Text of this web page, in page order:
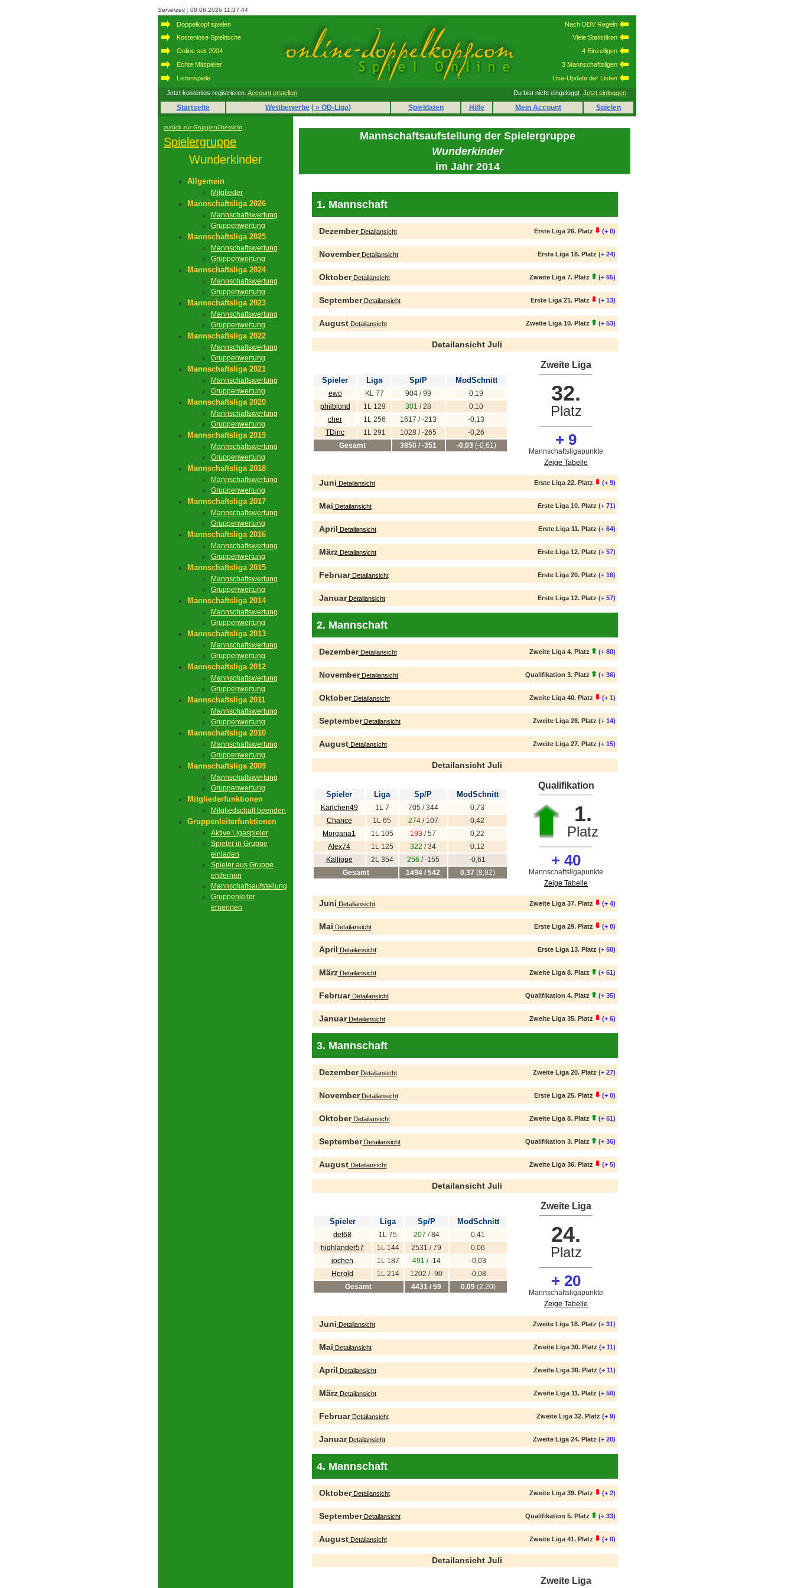
Serverzeit : 08.08.2026 11:37:44
Doppelkopf spielen
Kostenlose Spieltische
Online seit 2004
Echte Mitspieler
Listenspiele
Nach DDV Regeln
Viele Statistiken
4 Einzelligen
3 Mannschaftsligen
Live-Update der Listen
Jetzt kostenlos registrieren. Account erstellen. Du bist nicht eingeloggt. Jetzt einloggen.
Startseite Wettbewerbe ( » OD-Liga) Spieldaten Hilfe Mein Account Spielen
zurück zur Gruppenübersicht
Spielergruppe
Wunderkinder
Allgemein
Mitglieder
Mannschaftsliga 2026
Mannschaftswertung
Gruppenwertung
Mannschaftsliga 2025
Mannschaftswertung
Gruppenwertung
Mannschaftsliga 2024
Mannschaftswertung
Gruppenwertung
Mannschaftsliga 2023
Mannschaftswertung
Gruppenwertung
Mannschaftsliga 2022
Mannschaftswertung
Gruppenwertung
Mannschaftsliga 2021
Mannschaftswertung
Gruppenwertung
Mannschaftsliga 2020
Mannschaftswertung
Gruppenwertung
Mannschaftsliga 2019
Mannschaftswertung
Gruppenwertung
Mannschaftsliga 2018
Mannschaftswertung
Gruppenwertung
Mannschaftsliga 2017
Mannschaftswertung
Gruppenwertung
Mannschaftsliga 2016
Mannschaftswertung
Gruppenwertung
Mannschaftsliga 2015
Mannschaftswertung
Gruppenwertung
Mannschaftsliga 2014
Mannschaftswertung
Gruppenwertung
Mannschaftsliga 2013
Mannschaftswertung
Gruppenwertung
Mannschaftsliga 2012
Mannschaftswertung
Gruppenwertung
Mannschaftsliga 2011
Mannschaftswertung
Gruppenwertung
Mannschaftsliga 2010
Mannschaftswertung
Gruppenwertung
Mannschaftsliga 2009
Mannschaftswertung
Gruppenwertung
Mitgliederfunktionen
Mitgliedschaft beenden
Gruppenleiterfunktionen
Aktive Ligaspieler
Spieler in Gruppe
einladen
Spieler aus Gruppe
entfernen
Mannschaftsaufstellung
Gruppenleiter
ernennen
Mannschaftsaufstellung der Spielergruppe
Wunderkinder
im Jahr 2014
1. Mannschaft
DezemberDetailansicht Erste Liga 26. Platz (+ 0)
NovemberDetailansicht Erste Liga 18. Platz (+ 24)
OktoberDetailansicht Zweite Liga 7. Platz (+ 65)
SeptemberDetailansicht Erste Liga 21. Platz (+ 13)
AugustDetailansicht Zweite Liga 10. Platz (+ 53)
Detailansicht Juli
Spieler Liga Sp/P ModSchnitt
ewo KL 77 904 / 99
0,19
philblond
1L 129 301 / 28
0,10
cher
1L 256 1617 / -213
-0,13
TDinc
1L 291 1028 / -265
-0,26
Gesamt
3850 / -351 -0,03(-0,61)
Zweite Liga
32.
Platz
+ 9
Mannschaftsligapunkte
Zeige Tabelle
Juni Detailansicht Erste Liga 22. Platz (+ 9)
Mai Detailansicht Erste Liga 10. Platz (+ 71)
April Detailansicht Erste Liga 11. Platz (+ 64)
MärzDetailansicht Erste Liga 12. Platz (+ 57)
FebruarDetailansicht Erste Liga 20. Platz (+ 16)
JanuarDetailansicht Erste Liga 12. Platz (+ 57)
2. Mannschaft
DezemberDetailansicht Zweite Liga 4. Platz (+ 80)
NovemberDetailansicht Qualifikation 3. Platz (+ 36)
OktoberDetailansicht Zweite Liga 40. Platz (+ 1)
SeptemberDetailansicht Zweite Liga 28. Platz (+ 14)
AugustDetailansicht Zweite Liga 27. Platz (+ 15)
Detailansicht Juli
Spieler Liga Sp/P ModSchnitt
Karlchen49 1L 7 705 / 344
0,73
Chance
1L 65 274/ 107
0,42
Morgana1
1L 105 193 / 57
0,22
Alex74
1L 125 322 / 34
0,12
Kalliope
2L 354 256 / -155
-0,61
Gesamt
1494 / 542 0,37 (8,92)
Qualifikation
1.
Platz
+ 40
Mannschaftsligapunkte
Zeige Tabelle
Juni Detailansicht Zweite Liga 37. Platz (+ 4)
Mai Detailansicht Erste Liga 29. Platz (+ 0)
April Detailansicht Erste Liga 13. Platz (+ 50)
MärzDetailansicht Zweite Liga 8. Platz (+ 61)
FebruarDetailansicht Qualifikation 4. Platz (+ 35)
JanuarDetailansicht Zweite Liga 35. Platz (+ 6)
3. Mannschaft
DezemberDetailansicht Zweite Liga 20. Platz (+ 27)
NovemberDetailansicht Erste Liga 25. Platz (+ 0)
OktoberDetailansicht Zweite Liga 8. Platz (+ 61)
SeptemberDetailansicht Qualifikation 3. Platz (+ 36)
AugustDetailansicht Zweite Liga 36. Platz (+ 5)
Detailansicht Juli
Spieler Liga Sp/P ModSchnitt
det68 1L 75 207 / 84
0,41
highlander57
1L 144 2531 / 79
0,06
jochen
1L 187 491 / -14
-0,03
Herold
1L 214 1202 / -90
-0,08
Gesamt
4431 / 59 0,09(2,20)
Zweite Liga
24.
Platz
+ 20
Mannschaftsligapunkte
Zeige Tabelle
Juni Detailansicht Zweite Liga 18. Platz (+ 31)
Mai Detailansicht Zweite Liga 30. Platz (+ 11)
April Detailansicht Zweite Liga 30. Platz (+ 11)
MärzDetailansicht Zweite Liga 11. Platz (+ 50)
FebruarDetailansicht Zweite Liga 32. Platz (+ 9)
JanuarDetailansicht Zweite Liga 24. Platz (+ 20)
4. Mannschaft
OktoberDetailansicht Zweite Liga 39. Platz (+ 2)
SeptemberDetailansicht Qualifikation 5. Platz (+ 33)
AugustDetailansicht Zweite Liga 41. Platz (+ 0)
Detailansicht Juli
Zweite Liga